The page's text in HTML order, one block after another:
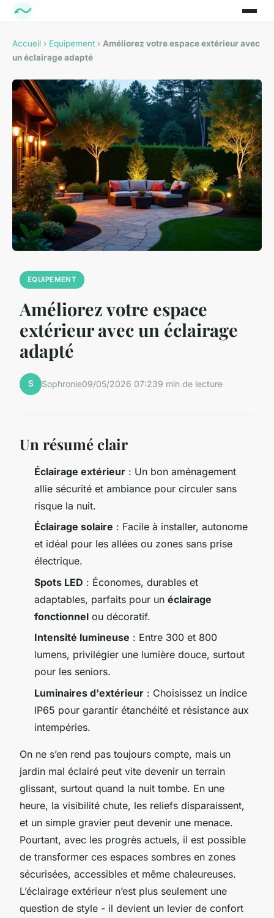
Accueil › Equipement › Améliorez votre espace extérieur avec
un éclairage adapté
EQUIPEMENT
Améliorez votre espace
extérieur avec un éclairage
adapté
S Sophronie09/05/2026 07:239 min de lecture
Un résumé clair
Éclairage extérieur : Un bon aménagement
allie sécurité et ambiance pour circuler sans
risque la nuit.
Éclairage solaire : Facile à installer, autonome
et idéal pour les allées ou zones sans prise
électrique.
Spots LED : Économes, durables et
adaptables, parfaits pour un éclairage
fonctionnel ou décoratif.
Intensité lumineuse : Entre 300 et 800
lumens, privilégier une lumière douce, surtout
pour les seniors.
Luminaires d'extérieur : Choisissez un indice
IP65 pour garantir étanchéité et résistance aux
intempéries.
On ne s’en rend pas toujours compte, mais un
jardin mal éclairé peut vite devenir un terrain
glissant, surtout quand la nuit tombe. En une
heure, la visibilité chute, les reliefs disparaissent,
et un simple gravier peut devenir une menace.
Pourtant, avec les progrès actuels, il est possible
de transformer ces espaces sombres en zones
sécurisées, accessibles et même chaleureuses.
L’éclairage extérieur n’est plus seulement une
question de style - il devient un levier de confort